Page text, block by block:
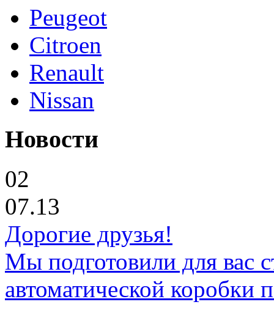
Peugeot
Citroen
Renault
Nissan
Новости
02
07.13
Дорогие друзья!
Мы подготовили для вас
автоматической коробки